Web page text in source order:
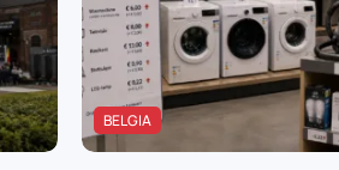
BELGIA